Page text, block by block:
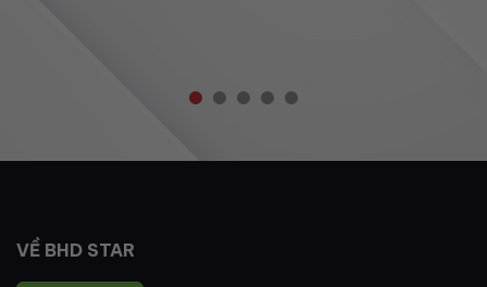
VỀ BHD STAR